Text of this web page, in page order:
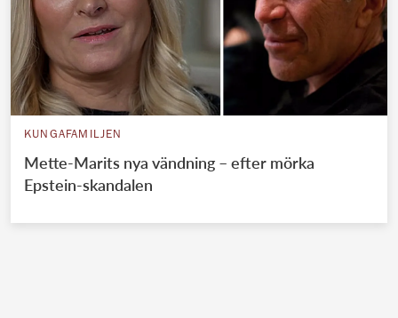
KUNGAFAMILJEN
Mette-Marits nya vändning – efter mörka
Epstein-skandalen